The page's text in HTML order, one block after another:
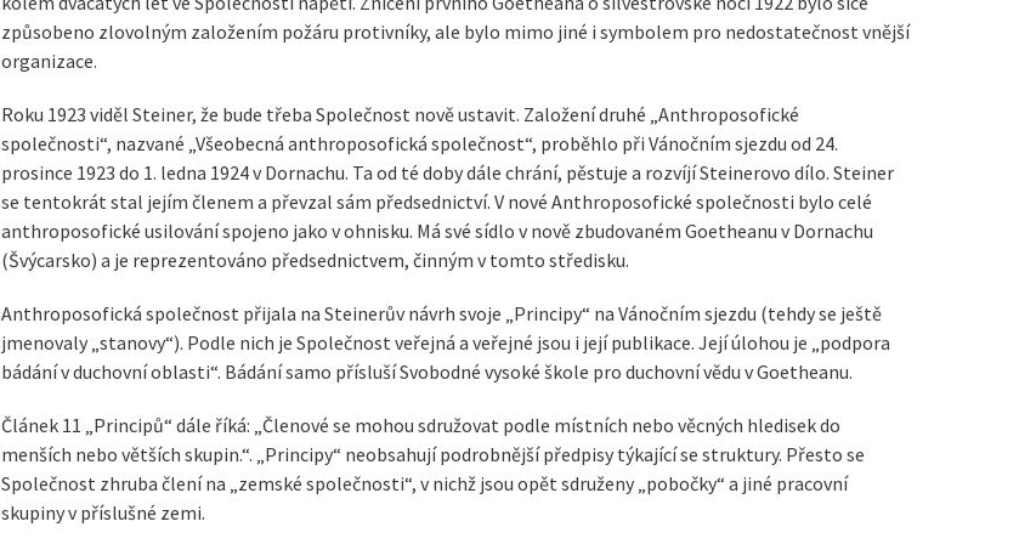
způsobeno zlovolným založením požáru protivníky, ale bylo mimo jiné i symbolem pro nedostatečnost vnější
organizace.
Roku 1923 viděl Steiner, že bude třeba Společnost nově ustavit. Založení druhé „Anthroposofické
společnosti“, nazvané „Všeobecná anthroposofická společnost“, proběhlo při Vánočním sjezdu od 24.
prosince 1923 do 1. ledna 1924 v Dornachu. Ta od té doby dále chrání, pěstuje a rozvíjí Steinerovo dílo. Steiner
se tentokrát stal jejím členem a převzal sám předsednictví. V nové Anthroposofické společnosti bylo celé
anthroposofické usilování spojeno jako v ohnisku. Má své sídlo v nově zbudovaném Goetheanu v Dornachu
(Švýcarsko) a je reprezentováno předsednictvem, činným v tomto středisku.
Anthroposofická společnost přijala na Steinerův návrh svoje „Principy“ na Vánočním sjezdu (tehdy se ještě
jmenovaly „stanovy“). Podle nich je Společnost veřejná a veřejné jsou i její publikace. Její úlohou je „podpora
bádání v duchovní oblasti“. Bádání samo přísluší Svobodné vysoké škole pro duchovní vědu v Goetheanu.
Článek 11 „Principů“ dále říká: „Členové se mohou sdružovat podle místních nebo věcných hledisek do
menších nebo větších skupin.“. „Principy“ neobsahují podrobnější předpisy týkající se struktury. Přesto se
Společnost zhruba člení na „zemské společnosti“, v nichž jsou opět sdruženy „pobočky“ a jiné pracovní
skupiny v příslušné zemi.